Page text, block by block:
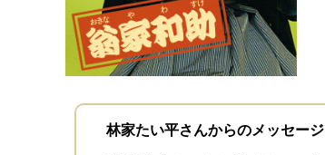
林家たい平さんからのメッセージ